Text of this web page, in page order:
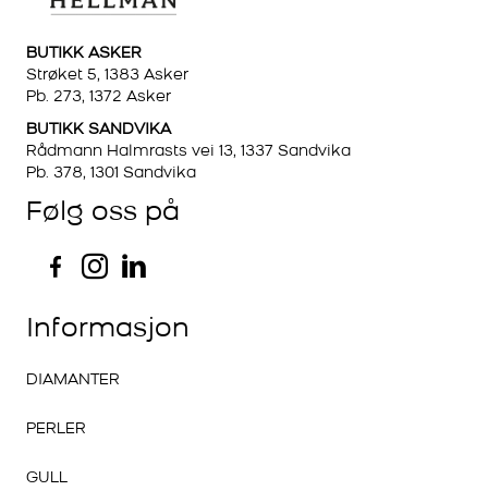
BUTIKK ASKER
Strøket 5, 1383 Asker
Pb. 273, 1372 Asker
BUTIKK SANDVIKA
Rådmann Halmrasts vei 13, 1337 Sandvika
Pb. 378, 1301 Sandvika
Følg oss på
Informasjon
DIAMANTER
PERLER
GULL